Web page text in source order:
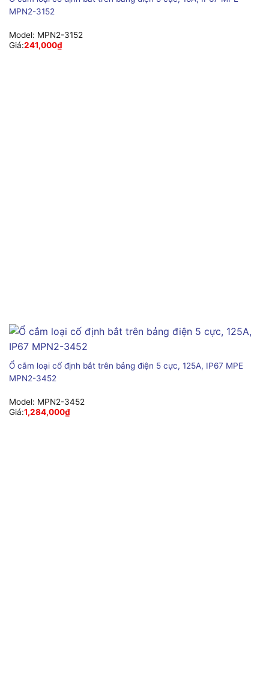
MPN2-3152
Model: MPN2-3152
Giá:241,000₫
Ổ cắm loại cố định bắt trên bảng điện 5 cực, 125A, IP67 MPE
MPN2-3452
Model: MPN2-3452
Giá:1,284,000₫